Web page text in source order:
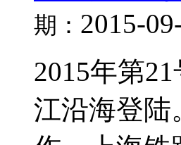
期： 2015-
2015年第
江沿海登陆